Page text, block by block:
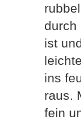
durch
ist
ins
raus.
fein